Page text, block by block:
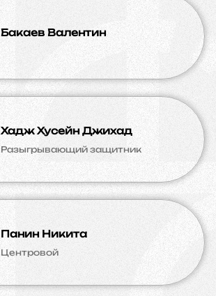
Бакаев Валентин
Хадж Хусейн Джихад
Разыгрывающий защитник
Панин Никита
Центровой